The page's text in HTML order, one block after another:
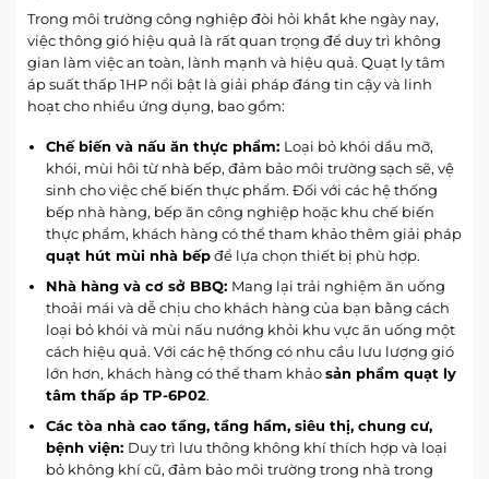
Trong môi trường công nghiệp đòi hỏi khắt khe ngày nay,
việc thông gió hiệu quả là rất quan trọng để duy trì không
gian làm việc an toàn, lành mạnh và hiệu quả. Quạt ly tâm
áp suất thấp 1HP nổi bật là giải pháp đáng tin cậy và linh
hoạt cho nhiều ứng dụng, bao gồm:
Chế biến và nấu ăn thực phẩm: Loại bỏ khói dầu mỡ,
khói, mùi hôi từ nhà bếp, đảm bảo môi trường sạch sẽ, vệ
sinh cho việc chế biến thực phẩm. Đối với các hệ thống
bếp nhà hàng, bếp ăn công nghiệp hoặc khu chế biến
thực phẩm, khách hàng có thể tham khảo thêm giải pháp
quạt hút mùi nhà bếpđể lựa chọn thiết bị phù hợp.
Nhà hàng và cơ sở BBQ: Mang lại trải nghiệm ăn uống
thoải mái và dễ chịu cho khách hàng của bạn bằng cách
loại bỏ khói và mùi nấu nướng khỏi khu vực ăn uống một
cách hiệu quả. Với các hệ thống có nhu cầu lưu lượng gió
lớn hơn, khách hàng có thể tham khảosản phẩm quạt ly
tâm thấp áp TP-6P02.
Các tòa nhà cao tầng, tầng hầm, siêu thị, chung cư,
bệnh viện: Duy trì lưu thông không khí thích hợp và loại
bỏ không khí cũ, đảm bảo môi trường trong nhà trong